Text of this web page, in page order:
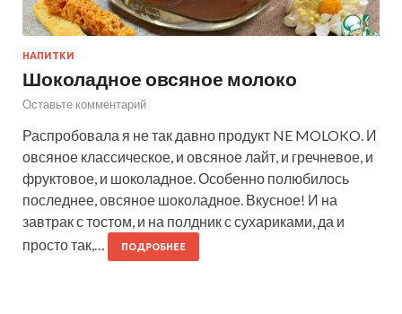
НАПИТКИ
Шоколадное овсяное молоко
Оставьте комментарий
Распробовала я не так давно продукт NE MOLOKO. И
овсяное классическое, и овсяное лайт, и гречневое, и
фруктовое, и шоколадное. Особенно полюбилось
последнее, овсяное шоколадное. Вкусное! И на
завтрак с тостом, и на полдник с сухариками, да и
просто так,…
ПОДРОБНЕЕ